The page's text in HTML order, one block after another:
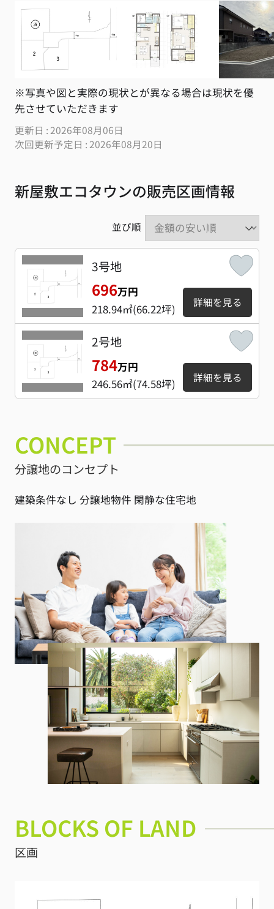
※写真や図と実際の現状とが異なる場合は現状を優
先させていただきます
更新日 : 2026年08月06日
次回更新予定日 : 2026年08月20日
新屋敷エコタウンの販売区画情報
並び順
3号地
696万円
218.94㎡(66.22坪)
詳細を見る
2号地
784万円
246.56㎡(74.58坪)
詳細を見る
CONCEPT
分譲地のコンセプト
建築条件なし 分譲地物件 閑静な住宅地
BLOCKS OF LAND
区画